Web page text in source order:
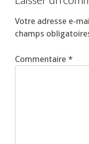
Votre adresse e-
champs
Commentaire *